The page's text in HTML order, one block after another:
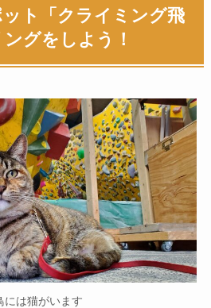
ト「クライミング飛
グをしよう！
には猫がいます